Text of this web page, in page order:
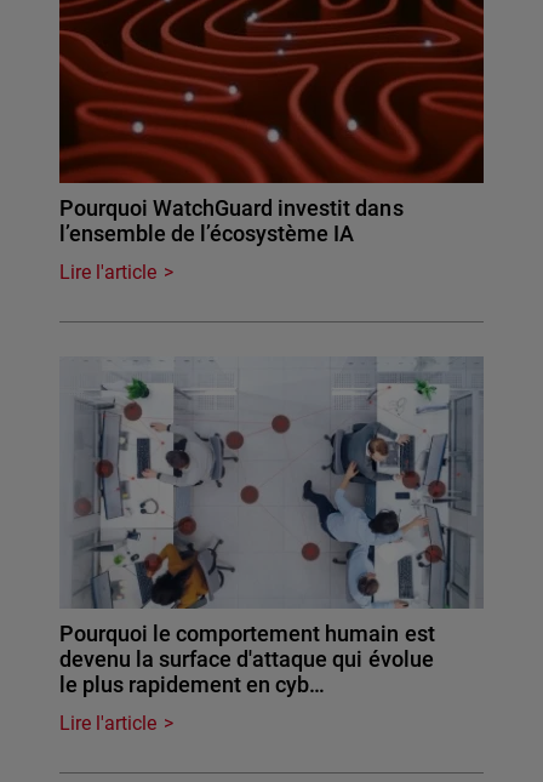
Pourquoi WatchGuard investit dans
l’ensemble de l’écosystème IA
Lire l'article
Pourquoi le comportement humain est
devenu la surface d'attaque qui évolue
le plus rapidement en cyb…
Lire l'article